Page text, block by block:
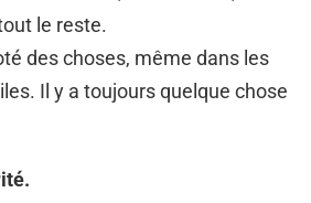
le reste.
des choses, même dans les
Il y a toujours quelque chose